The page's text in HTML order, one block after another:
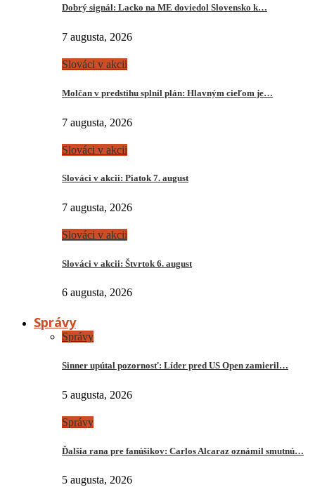
Dobrý signál: Lacko na ME doviedol Slovensko k…
7 augusta, 2026
Slováci v akcii
Molčan v predstihu splnil plán: Hlavným cieľom je…
7 augusta, 2026
Slováci v akcii
Slováci v akcii: Piatok 7. august
7 augusta, 2026
Slováci v akcii
Slováci v akcii: Štvrtok 6. august
6 augusta, 2026
Správy
Správy
Sinner upútal pozornosť: Líder pred US Open zamieril…
5 augusta, 2026
Správy
Ďalšia rana pre fanúšikov: Carlos Alcaraz oznámil smutnú…
5 augusta, 2026